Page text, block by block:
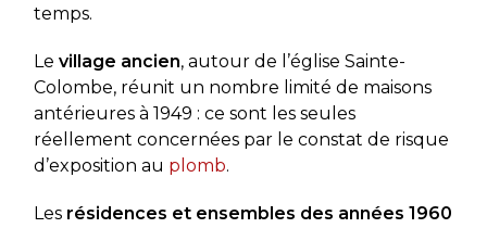
temps.
Le village ancien, autour de l’église Sainte-
Colombe, réunit un nombre limité de maisons
antérieures à 1949 : ce sont les seules
réellement concernées par le constat de risque
d’exposition au plomb.
Les résidences et ensembles des années 1960